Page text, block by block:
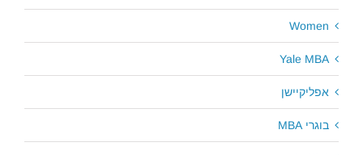
Women
Yale MBA
אפליקיישן
בוגרי MBA